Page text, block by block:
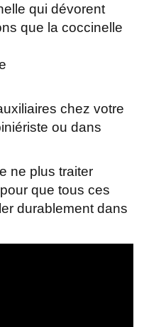
qui dévorent
que la coccinelle
chez votre
ou dans
ne plus traiter
que tous ces
durablement dans